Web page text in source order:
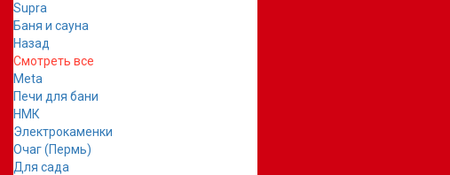
Supra
Баня и сауна
Назад
Смотреть все
Meta
Печи для бани
НМК
Электрокаменки
Очаг (Пермь)
Для сада